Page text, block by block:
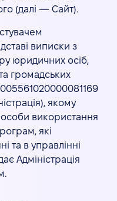
(далі — Сайт).
виписки з
юридичних осіб,
громадських
якому
використання
які
та в управлінні
Адміністрація